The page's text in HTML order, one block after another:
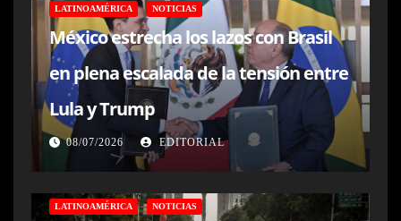
LATINOAMÉRICA NOTICIAS
México estrecha los lazos con Brasil
en plena escalada de la tensión entre
Lula y Trump
08/07/2026 EDITORIAL
LATINOAMÉRICA NOTICIAS